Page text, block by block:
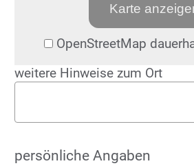
Karte
OpenStreetMap
weitere Hinweise zum Ort
persönliche Angaben